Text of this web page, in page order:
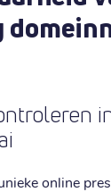
online